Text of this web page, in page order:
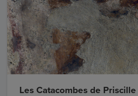
Les Catacombes de Priscille